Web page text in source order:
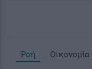
Ροή Οικονομία